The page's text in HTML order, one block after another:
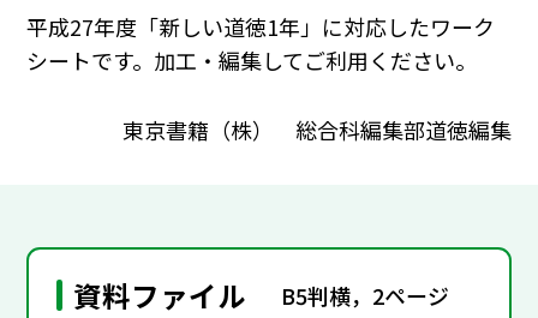
平成27年度「新しい道徳1年」に対応したワーク
シートです。加工・編集してご利用ください。
東京書籍（株） 総合科編集部道徳編集
資料ファイル B5判横，2ページ